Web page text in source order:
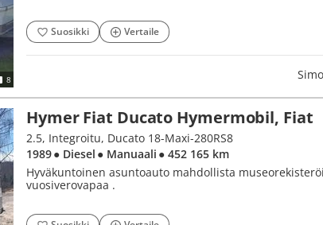
8
Suosikki Vertaile
Hymer Fiat Ducato Hymermobil, Fiat
2.5, Integroitu, Ducato 18-Maxi-280RS8
1989● Diesel ● Manuaali ● 452 165 km
Hyväkuntoinen asuntoauto mahdollista
vuosiverovapaa .